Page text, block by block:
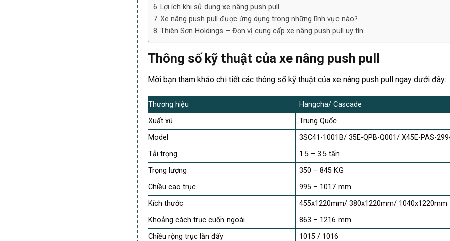
Lợi ích khi sử dụng xe nâng push pull
Xe nâng push pull được ứng dụng trong những lĩnh vực nào?
Thiên Sơn Holdings – Đơn vị cung cấp xe nâng push pull uy tín
Thông số kỹ thuật của xe nâng push pull
Mời bạn tham khảo chi tiết các thông số kỹ thuật của xe nâng push pull ngay dưới đây:
Thương hiệu
Hangcha/ Cascade
Xuất xứ
Trung Quốc
Model
3SC41-1001B/ 35E-QPB-Q001/ X45E-PAS-
Tải trọng
1.5 – 3.5 tấn
Trọng lượng
350 – 845 KG
Chiều cao trục
995 – 1017 mm
Kích thước
455x1220mm/ 380x1220mm/ 1040x1220mm
Khoảng cách trục cuốn ngoài
863 – 1216 mm
Chiều rộng trục lăn đẩy
1015 / 1016